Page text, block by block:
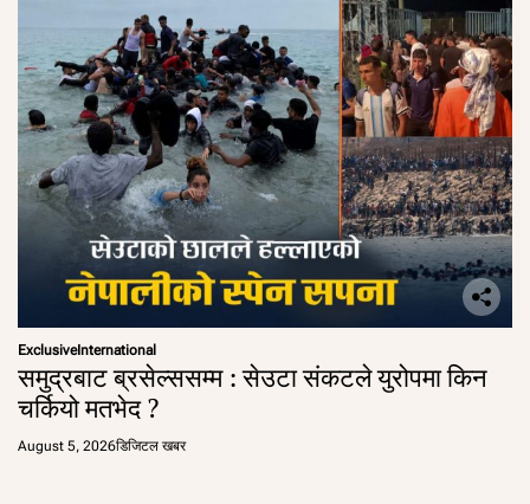
ExclusiveInternational
समुद्रबाट ब्रसेल्ससम्म : सेउटा संकटले युरोपमा किन
चर्कियो मतभेद ?
August 5, 2026डिजिटल खबर